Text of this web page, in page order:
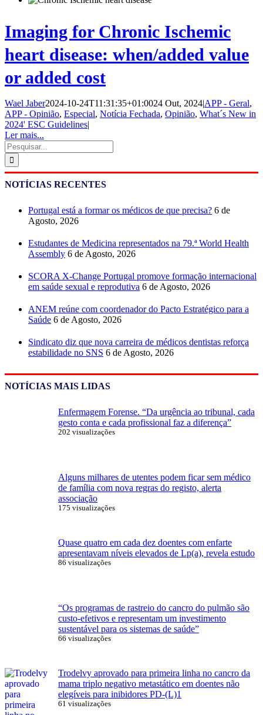
Imaging for Chronic Ischemic
heart disease: when/added value
or added cost
Wael Jaber2024-10-24T11:31:35+01:0024 Out, 2024|APP - Geral,
APP - Opinião, Especial, Notícia Fechada, Opinião, What´s New in
2024' ESC Guidelines|
Ler mais...
Pesquisar
NOTÍCIAS RECENTES
Portugal está a formar os médicos de que precisa? 6 de
Agosto, 2026
Estudantes de Medicina representados na 79.ª World Health
Assembly 6 de Agosto, 2026
SCORA X-Change Portugal promove formação internacional
em saúde sexual e reprodutiva 6 de Agosto, 2026
ANEM reúne com coordenador do Pacto Estratégico para a
Saúde 6 de Agosto, 2026
Sindicato diz que nova carreira de médicos dentistas reforça
estabilidade no SNS 6 de Agosto, 2026
NOTÍCIAS MAIS LIDAS
Enfermagem Forense. “Da urgência ao tribunal, cada
gesto conta e cada profissional faz a diferença”
202 visualizações
Alguns milhares de utentes podem ficar sem médico
de família com nova regras do registo, alerta
associação
175 visualizações
Quase quatro em cada dez doentes com enfarte
apresentavam níveis elevados de Lp(a), revela estudo
86 visualizações
“Os programas de rastreio do cancro do pulmão são
custo-efetivos e representam um investimento
sustentável para os sistemas de saúde”
66 visualizações
Trodelvy aprovado para primeira linha no cancro da
mama triplo negativo metastático em doentes não
elegíveis para inibidores PD-(L)1
61 visualizações